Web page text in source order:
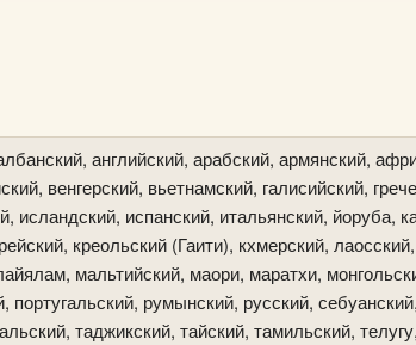
английский, арабский, армянский,
венгерский, вьетнамский, галисийский,
исландский, испанский, итальянский, йоруба,
креольский (Гаити), кхмерский,
мальтийский, маори, маратхи,
румынский, русский,
таджикский, тайский, тамильский,